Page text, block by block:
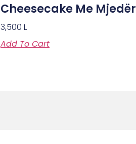
Cheesecake Me Mjedër
3,500 L
Add To Cart